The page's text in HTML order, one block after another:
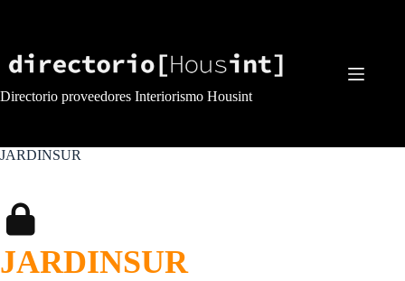
Directorio proveedores Interiorismo Housint
JARDINSUR
JARDINSUR